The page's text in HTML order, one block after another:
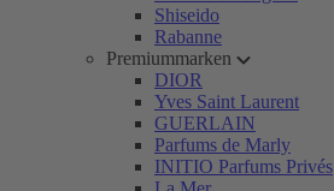
Shiseido
Rabanne
Premiummarken
DIOR
Yves Saint Laurent
GUERLAIN
Parfums de Marly
INITIO Parfums Privés